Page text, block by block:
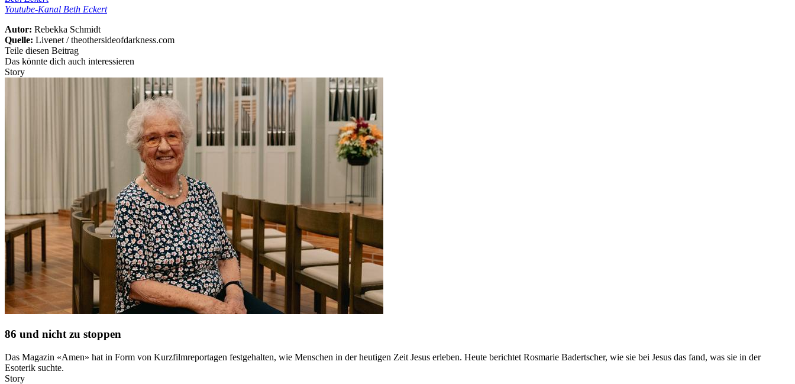
Youtube-Kanal Beth Eckert
Autor: Rebekka Schmidt
Quelle: Livenet / theothersideofdarkness.com
Teile diesen Beitrag
Das könnte dich auch interessieren
Story
86 und nicht zu stoppen
Das Magazin «Amen» hat in Form von Kurzfilmreportagen festgehalten, wie Menschen in der heutigen Zeit Jesus erleben. Heute berichtet Rosmarie Badertscher, wie sie bei Jesus das fand, was sie in der
Esoterik suchte.
Story